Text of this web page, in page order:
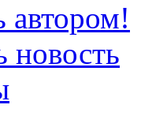
автором!
новость